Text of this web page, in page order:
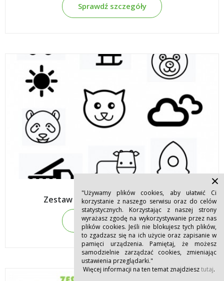
Sprawdź szczegóły
Zestaw do przedszkola z grawerem
Sprawdź szczegóły
"Używamy plików cookies, aby ułatwić Ci
korzystanie z naszego serwisu oraz do celów
statystycznych. Korzystając z naszej strony
wyrażasz zgodę na wykorzystywanie przez nas
plików cookies. Jeśli nie blokujesz tych plików,
to zgadzasz się na ich użycie oraz zapisanie w
pamięci urządzenia. Pamiętaj, że możesz
samodzielnie zarządzać cookies, zmieniając
ustawienia przeglądarki."
Więcej informacji na ten temat znajdziesztutaj.
×